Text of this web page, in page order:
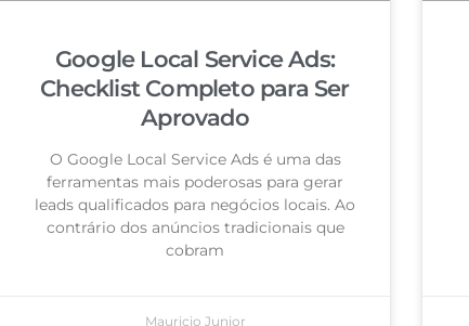
Google Local Service Ads:
Checklist Completo para Ser
Aprovado
O Google Local Service Ads é uma das
ferramentas mais poderosas para gerar
leads qualificados para negócios locais. Ao
contrário dos anúncios tradicionais que
cobram
Mauricio Junior